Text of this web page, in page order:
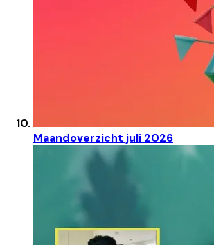
Maandoverzicht juli 2026